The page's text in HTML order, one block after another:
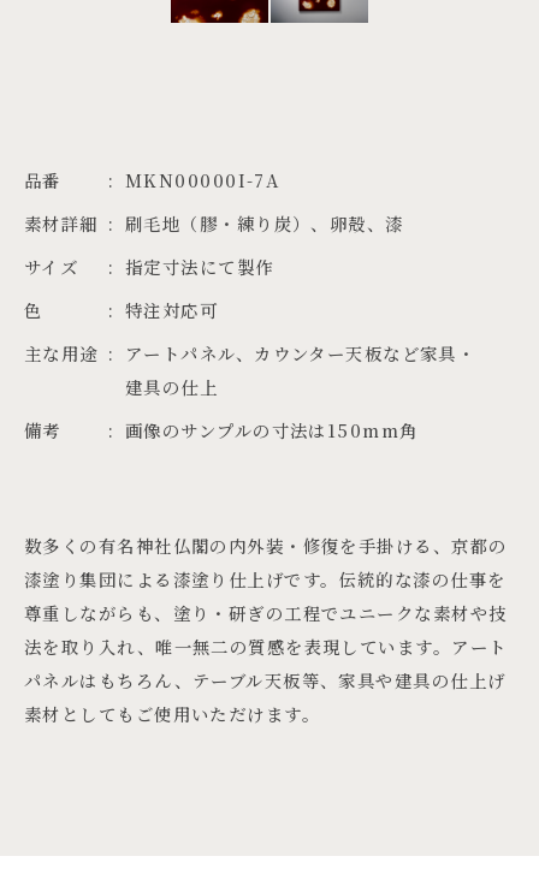
品番
MKN00000I-7A
素材詳細
刷毛地（膠・練り炭）、卵殻、漆
サイズ
指定寸法にて製作
色
特注対応可
主な用途
アートパネル、カウンター天板など家具・
建具の仕上
備考
画像のサンプルの寸法は150mm角
数多くの有名神社仏閣の内外装・修復を手掛ける、京都の
漆塗り集団による漆塗り仕上げです。伝統的な漆の仕事を
尊重しながらも、塗り・研ぎの工程でユニークな素材や技
法を取り入れ、唯一無二の質感を表現しています。アート
パネルはもちろん、テーブル天板等、家具や建具の仕上げ
素材としてもご使用いただけます。